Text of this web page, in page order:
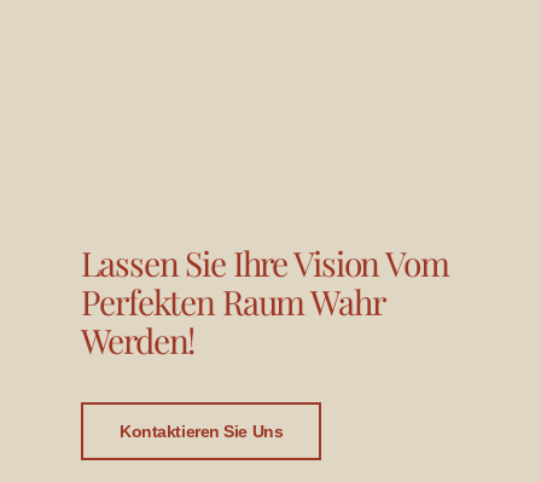
Lassen Sie Ihre Vision Vom
Perfekten Raum Wahr
Werden!
Kontaktieren Sie Uns